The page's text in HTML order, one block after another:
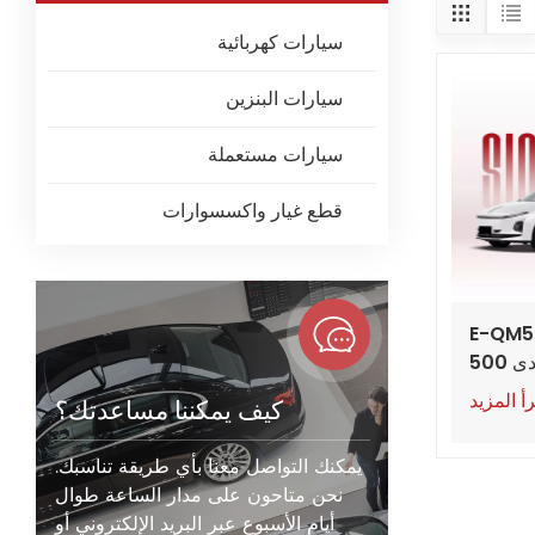
سيارات كهربائية
سيارات البنزين
سيارات مستعملة
قطع غيار واكسسوارات
كيف يمكننا مساعدتك؟
يمكنك التواصل معنا بأي طريقة تناسبك.
نحن متاحون على مدار الساعة طوال
أيام الأسبوع عبر البريد الإلكتروني أو
هونغتشي E-QM5
الجديدة 2025 بمدى 500
سيدان
بمدى
المزيد